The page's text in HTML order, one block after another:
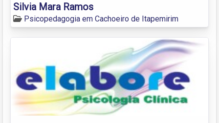
Silvia Mara Ramos
Psicopedagogia em Cachoeiro de Itapemirim